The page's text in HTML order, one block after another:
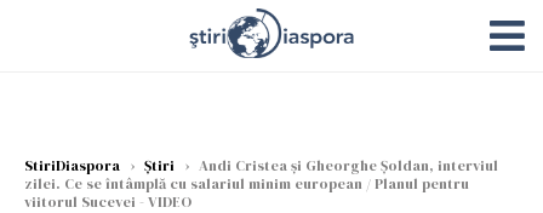
StiriDiaspora › Știri › Andi Cristea și Gheorghe Șoldan, interviul
zilei. Ce se întâmplă cu salariul minim european / Planul pentru
viitorul Sucevei - VIDEO